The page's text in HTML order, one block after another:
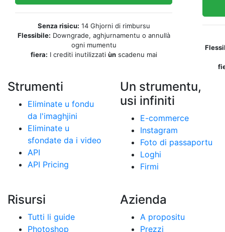
Senza risicu: 14 Ghjorni di rimbursu
Flessibile: Downgrade, aghjurnamentu o annullà
ogni mumentu
fiera: I crediti inutilizzati ùnscadenu mai
Strumenti
Eliminate u fondu
da l'imaghjini
Eliminate u
sfondate da i video
API
API Pricing
Un strumentu,
usi infiniti
E-commerce
Instagram
Foto di passaportu
Loghi
Firmi
Risursi
Tutti li guide
Photoshop
Azienda
A propositu
Prezzi